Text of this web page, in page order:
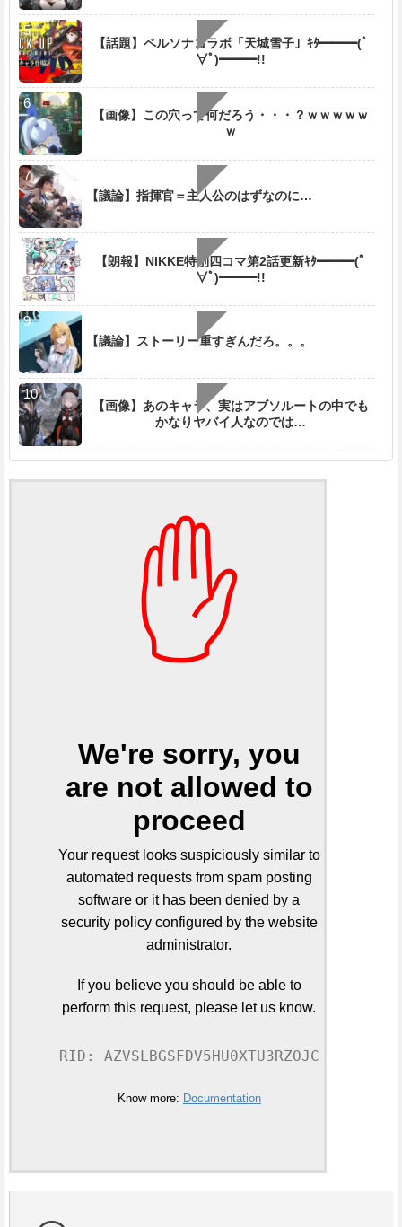
【話題】ペルソナコラボ「天城雪子」ｷﾀ━━━(ﾟ
∀ﾟ)━━━!!
【画像】この穴って何だろう・・・？ｗｗｗｗｗ
ｗ
【議論】指揮官＝主人公のはずなのに…
【朗報】NIKKE特別四コマ第2話更新ｷﾀ━━━(ﾟ
∀ﾟ)━━━!!
【議論】ストーリー重すぎんだろ。。。
【画像】あのキャラ、実はアブソルートの中でも
かなりヤバイ人なのでは…
✋
We're sorry, you
are not allowed to
proceed
Your request looks suspiciously similar to
automated requests from spam posting
software or it has been denied by a
security policy configured by the website
administrator.
If you believe you should be able to
perform this request, please let us know.
RID: AZVSLBGSFDV5HU0XTU3RZOJC
Know more: Documentation